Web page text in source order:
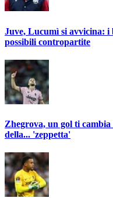
Juve, Lucumì si avvicina:
possibili contropartite
Zhegrova, un gol ti
della... 'zeppetta'